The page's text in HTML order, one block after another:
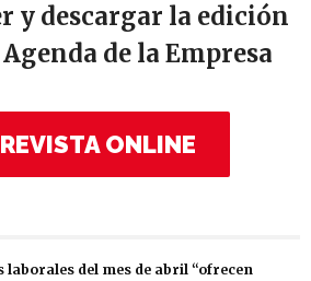
y descargar la edición
de la Empresa
ONLINE
del mes de abril “ofrecen